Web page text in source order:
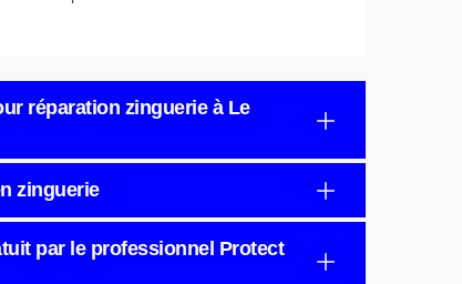
réparation zinguerie à Le
zinguerie
par le professionnel Protect